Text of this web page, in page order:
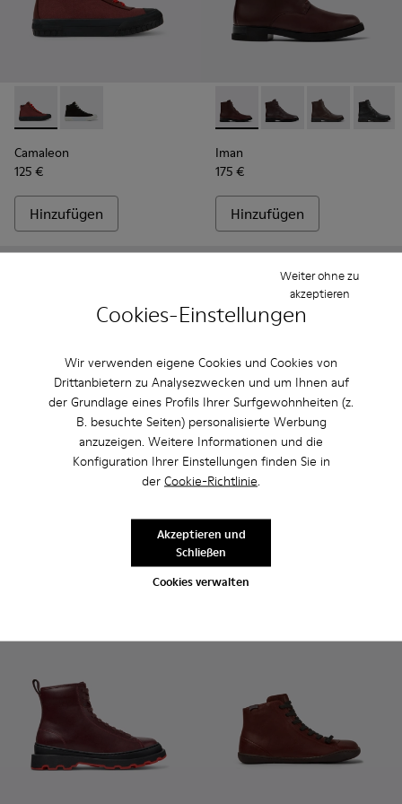
Cookies-Einstellungen
Wir verwenden eigene Cookies und Cookies von
Drittanbietern zu Analysezwecken und um Ihnen auf
der Grundlage eines Profils Ihrer Surfgewohnheiten (z.
B. besuchte Seiten) personalisierte Werbung
anzuzeigen. Weitere Informationen und die
Konfiguration Ihrer Einstellungen finden Sie in
der Cookie-Richtlinie.
Cookies verwalten
Weiter ohne zu
akzeptieren
Akzeptieren und
Schließen
Camaleon - K400615-003 - Weinroter Damenstiefel
Camaleon - K400615-001
Camaleon
125 €
Hinzufügen
Iman - K400300-008 -
Iman - K400300-009
Iman - Iman
Iman
175 €
Hinzufügen
Iman - K400299-014 - Weinrote Lederstiefelette
Iman - K400299-024 - Weinroter Chelseastiefel für
Iman - K400299-023 - Weinroter
Iman - K400299-022
Iman - K400299-010
Iman - K400299-009
Path
150 €
Hinzufügen